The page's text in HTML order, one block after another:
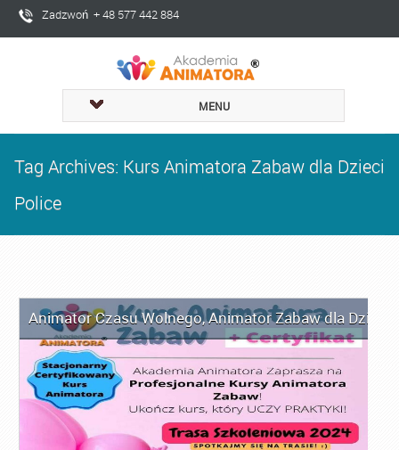
Zadzwoń + 48 577 442 884
MENU
Tag Archives: Kurs Animatora Zabaw dla Dzieci
Police
Animator Czasu Wolnego,Animator Zabaw dla Dzieci